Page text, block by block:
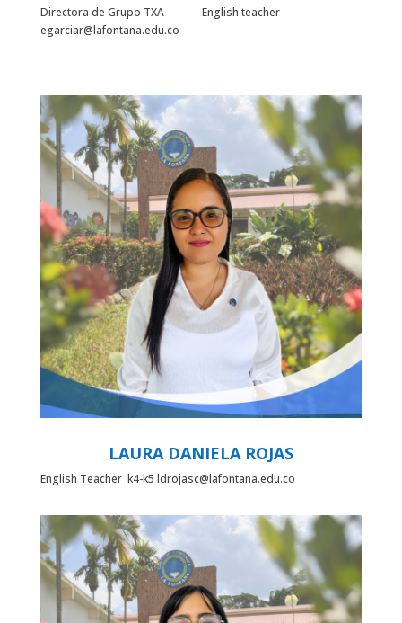
Directora de Grupo TXA English teacher
egarciar@lafontana.edu.co
LAURA DANIELA ROJAS
English Teacher k4-k5 ldrojasc@lafontana.edu.co